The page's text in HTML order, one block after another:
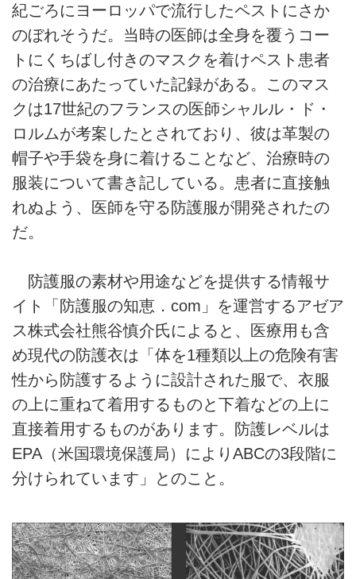
紀ごろにヨーロッパで流行したペストにさか
のぼれそうだ。当時の医師は全身を覆うコー
トにくちばし付きのマスクを着けペスト患者
の治療にあたっていた記録がある。このマス
クは17世紀のフランスの医師シャルル・ド・
ロルムが考案したとされており、彼は革製の
帽子や手袋を身に着けることなど、治療時の
服装について書き記している。患者に直接触
れぬよう、医師を守る防護服が開発されたの
だ。
防護服の素材や用途などを提供する情報サ
イト「防護服の知恵．com」を運営するアゼア
ス株式会社熊谷慎介氏によると、医療用も含
め現代の防護衣は「体を1種類以上の危険有害
性から防護するように設計された服で、衣服
の上に重ねて着用するものと下着などの上に
直接着用するものがあります。防護レベルは
EPA（米国環境保護局）によりABCの3段階に
分けられています」とのこと。